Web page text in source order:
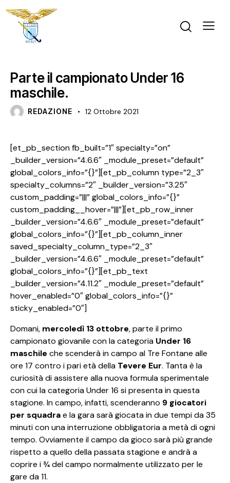
Parte il campionato Under 16
maschile.
REDAZIONE 12 Ottobre 2021
[et_pb_section fb_built=”1″ specialty=”on”
_builder_version=”4.6.6″ _module_preset=”default”
global_colors_info=”{}”][et_pb_column type=”2_3″
specialty_columns=”2″ _builder_version=”3.25″
custom_padding=”|||” global_colors_info=”{}”
custom_padding__hover=”|||”][et_pb_row_inner
_builder_version=”4.6.6″ _module_preset=”default”
global_colors_info=”{}”][et_pb_column_inner
saved_specialty_column_type=”2_3″
_builder_version=”4.6.6″ _module_preset=”default”
global_colors_info=”{}”][et_pb_text
_builder_version=”4.11.2″ _module_preset=”default”
hover_enabled=”0″ global_colors_info=”{}”
sticky_enabled=”0″]
Domani, mercoledì 13 ottobre, parte il primo
campionato giovanile con la categoria Under 16
maschile che scenderà in campo al Tre Fontane alle
ore 17 contro i pari età della Tevere Eur. Tanta è la
curiosità di assistere alla nuova formula sperimentale
con cui la categoria Under 16 si presenta in questa
stagione. In campo, infatti, scenderanno 9 giocatori
per squadrae la gara sarà giocata in due tempi da 35
minuti con una interruzione obbligatoria a metà di ogni
tempo. Ovviamente il campo da gioco sarà più grande
rispetto a quello della passata stagione e andrà a
coprire i ¾ del campo normalmente utilizzato per le
gare da 11.